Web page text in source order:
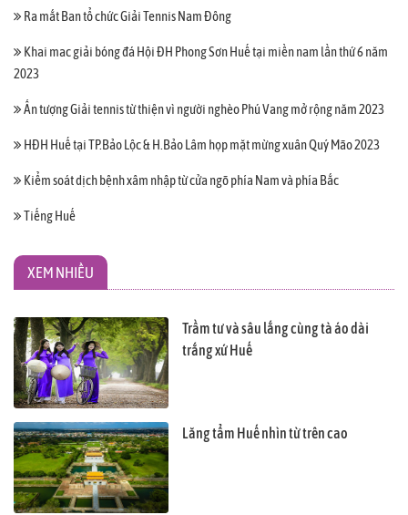
Ra mắt Ban tổ chức Giải Tennis Nam Đông
Khai mac giải bóng đá Hội ĐH Phong Sơn Huế tại miền nam lần thứ 6 năm
2023
Ấn tượng Giải tennis từ thiện vì người nghèo Phú Vang mở rộng năm 2023
HĐH Huế tại TP.Bảo Lộc & H.Bảo Lâm họp mặt mừng xuân Quý Mão 2023
Kiểm soát dịch bệnh xâm nhập từ cửa ngõ phía Nam và phía Bắc
Tiếng Huế
XEM NHIỀU
Trầm tư và sâu lắng cùng tà áo dài
trắng xứ Huế
Lăng tẩm Huế nhìn từ trên cao